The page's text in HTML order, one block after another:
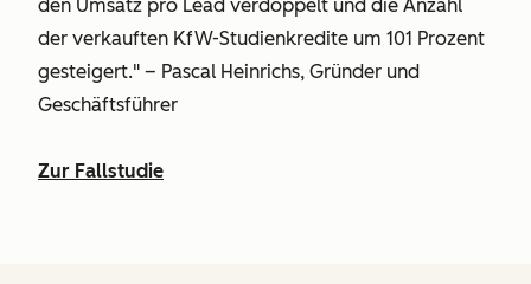
den Umsatz pro Lead verdoppelt und die Anzahl
der verkauften KfW-Studienkredite um 101 Prozent
gesteigert." – Pascal Heinrichs, Gründer und
Geschäftsführer
Zur Fallstudie